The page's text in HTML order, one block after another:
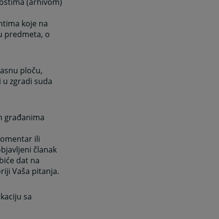
koje na
predmeta, o
ploču,
zgradi suda
građanima
ili
članak
dat na
Vaša pitanja.
sa